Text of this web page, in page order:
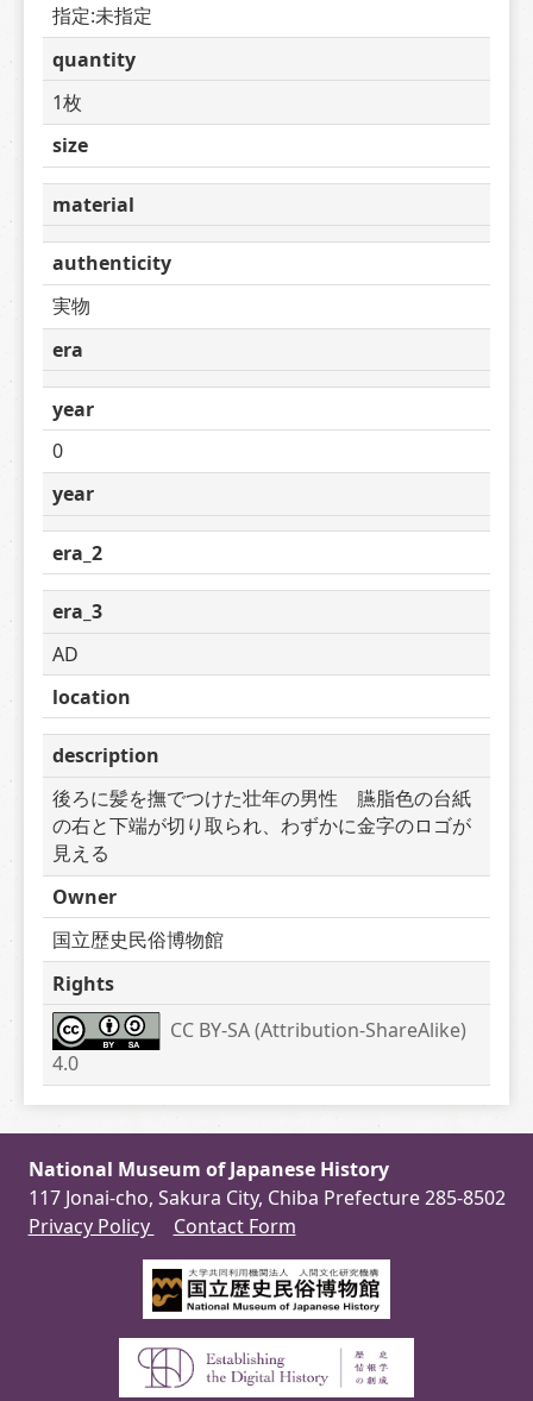
指定:未指定
quantity
1枚
size
material
authenticity
実物
era
year
0
year
era_2
era_3
AD
location
description
後ろに髪を撫でつけた壮年の男性　臙脂色の台紙
の右と下端が切り取られ、わずかに金字のロゴが
見える
Owner
国立歴史民俗博物館
Rights
CC BY-SA (Attribution-ShareAlike)
4.0
National Museum of Japanese History
117 Jonai-cho, Sakura City, Chiba Prefecture 285-8502
Privacy Policy
Contact Form